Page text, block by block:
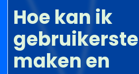
Hoe kan ik
maken en